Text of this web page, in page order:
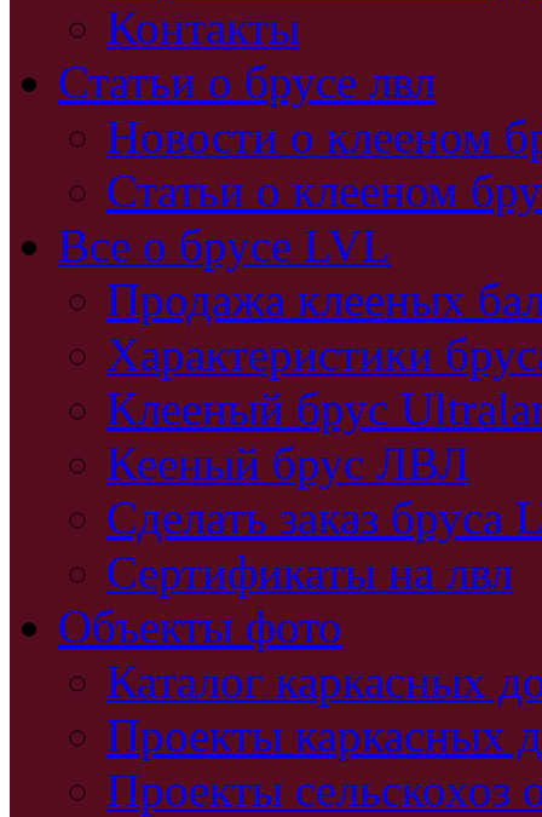
Контакты
Статьи о брусе лвл
Новости о клееном
Статьи о клееном
Все о брусе LVL
Продажа клееных
Характеристики
Клееный брус
Кееный брус ЛВЛ
Сделать заказ бруса
Сертификаты на лвл
Объекты фото
Каталог каркасных
Проекты каркасных
Проекты сельскохоз